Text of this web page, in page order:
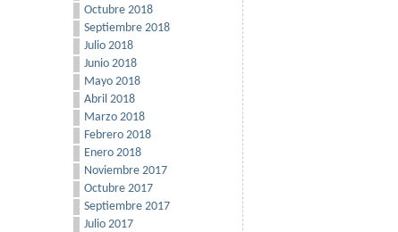
Octubre 2018
Septiembre 2018
Julio 2018
Junio 2018
Mayo 2018
Abril 2018
Marzo 2018
Febrero 2018
Enero 2018
Noviembre 2017
Octubre 2017
Septiembre 2017
Julio 2017